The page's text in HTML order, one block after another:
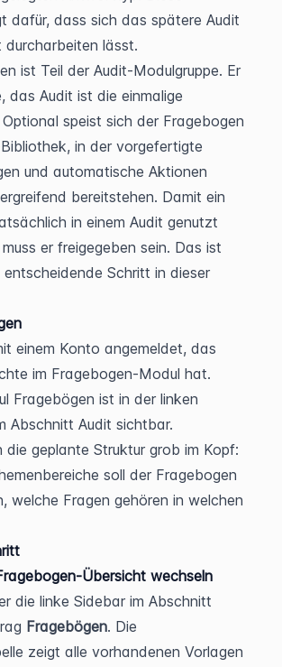
dafür, dass sich das spätere Audit
durcharbeiten lässt.
ist Teil der Audit-Modulgruppe. Er
das Audit ist die einmalige
Optional speist sich der Fragebogen
in der vorgefertigte
und automatische Aktionen
bereitstehen. Damit ein
in einem Audit genutzt
er freigegeben sein. Das ist
Schritt in dieser
einem Konto angemeldet, das
im Fragebogen-Modul hat.
Fragebögen ist in der linken
Abschnitt Audit sichtbar.
die geplante Struktur grob im Kopf:
soll der Fragebogen
welche Fragen gehören in welchen
Übersicht wechseln
die linke Sidebar im Abschnitt
Fragebögen. Die
zeigt alle vorhandenen Vorlagen